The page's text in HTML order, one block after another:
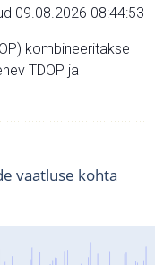
09.08.2026 08:44:53
kombineeritakse
TDOP ja
vaatluse kohta